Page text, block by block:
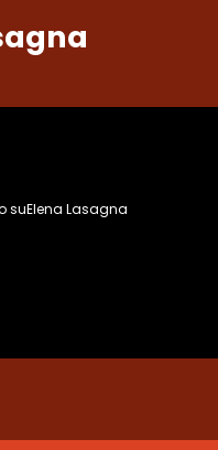
suElena Lasagna